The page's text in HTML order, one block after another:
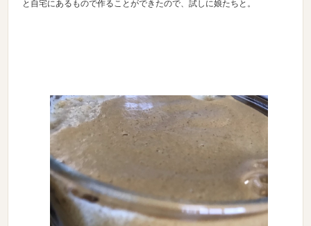
と自宅にあるもので作ることができたので、試しに娘たちと。